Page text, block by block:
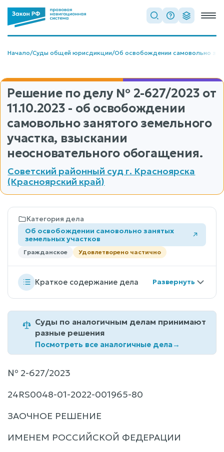
Начало/Суды общей юрисдикции/Об освобождении самовольно
Решение по делу № 2-627/2023 от
11.10.2023 - об освобождении
самовольно занятого земельного
участка, взыскании
неосновательного обогащения.
Советский районный суд г. Красноярска
(Красноярский край)
Категория дела
Об освобождении самовольно занятых
земельных участков
Гражданское Удовлетворено частично
Краткое содержание дела
Суды по аналогичным делам принимают
разные решения
Посмотреть все аналогичные дела→
№ 2-627/2023
24RS0048-01-2022-001965-80
ЗАОЧНОЕ РЕШЕНИЕ
ИМЕНЕМ РОССИЙСКОЙ ФЕДЕРАЦИИ